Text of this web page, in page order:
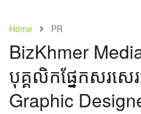
Home PR
BizKhmer
បុគ្គលិកផ្នែកសរសេ
Graphic